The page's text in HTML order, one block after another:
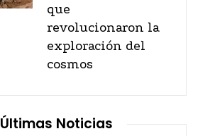
que
revolucionaron la
exploración del
cosmos
Últimas Noticias